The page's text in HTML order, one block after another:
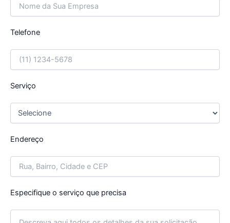
Telefone
Serviço
Endereço
Especifique o serviço que precisa